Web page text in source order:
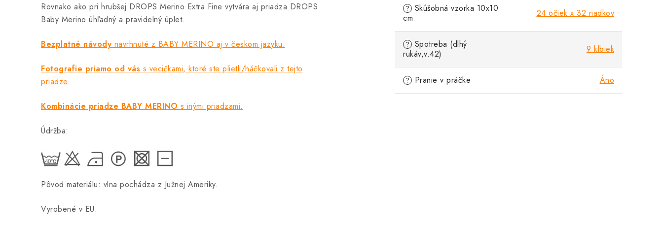
Rovnako ako pri hrubšej DROPS Merino Extra Fine vytvára aj priadza DROPS
Baby Merino úhľadný a pravidelný úplet.
Bezplatné návody navrhnuté z BABY MERINO aj v českom jazyku.
Fotografie priamo od vás s vecičkami, ktoré ste plietli/háčkovali z tejto
priadze.
Kombinácie priadze BABY MERINO s inými priadzami.
Údržba:
Pôvod materiálu: vlna pochádza z Južnej Ameriky.
Vyrobené v EU.
? Skúšobná vzorka 10x10
cm
24 očiek x 32 riadkov
? Spotreba (dlhý
rukáv,v.42)
9 klbiek
? Pranie v práčke Áno